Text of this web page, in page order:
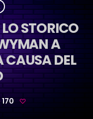
STORICO
A
CAUSA DEL
170